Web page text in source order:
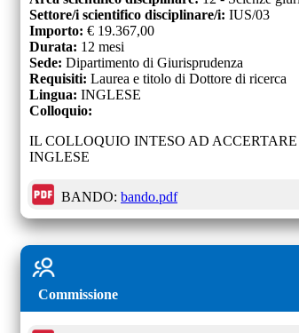
Settore/i scientifico disciplinare/i: IUS/03
Importo: € 19.367,00
Durata: 12 mesi
Sede: Dipartimento di Giurisprudenza
Requisiti: Laurea e titolo di Dottore di ricerca
Lingua: INGLESE
Colloquio:
IL COLLOQUIO INTESO AD
INGLESE
BANDO: bando.pdf
Commissione